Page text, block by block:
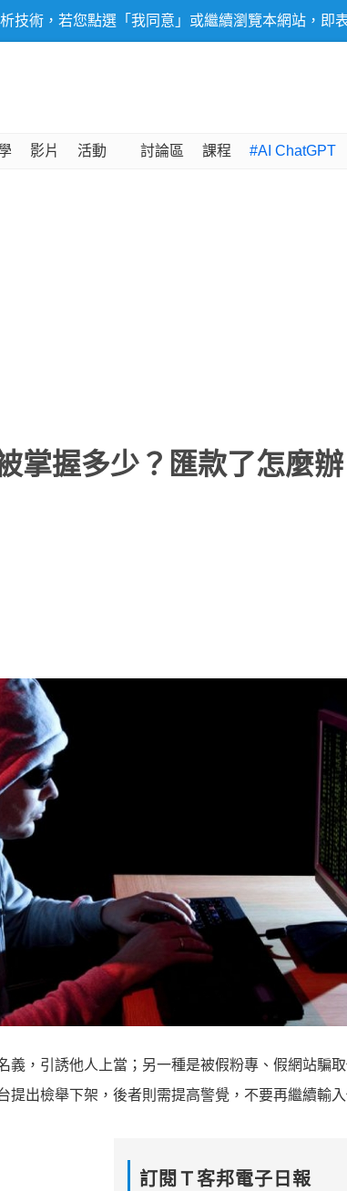
技術，若您點選「我同意」或繼續瀏覽本網站，即
影片 活動 討論區 課程 #AI ChatGPT
掌握多少？匯款了怎麼
義，引誘他人上當；另一種是被假粉專、假網站騙
出檢舉下架，後者則需提高警覺，不要再繼續輸入
訂閱Ｔ客邦電子日報